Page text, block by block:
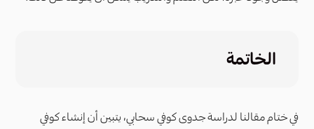
الخاتمة
في ختام مقالنا لدراسة جدوى كوفي سحابي، يتبين أن إنشاء كوفي